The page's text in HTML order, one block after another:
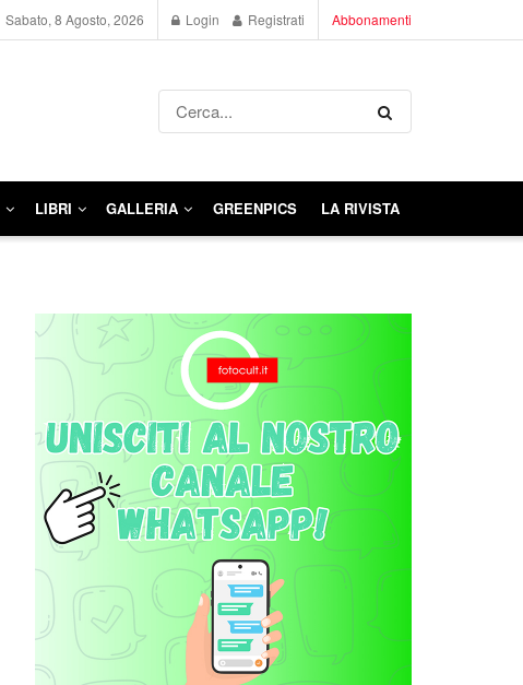
Sabato, 8 Agosto, 2026 Login Registrati Abbonamenti
LIBRI GALLERIA GREENPICS LA RIVISTA